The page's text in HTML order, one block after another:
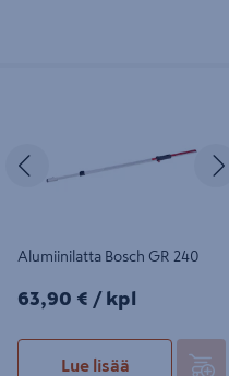
Alumiinilatta Bosch GR 240
63,90€/kpl
63,90 € / kpl
Lue lisää